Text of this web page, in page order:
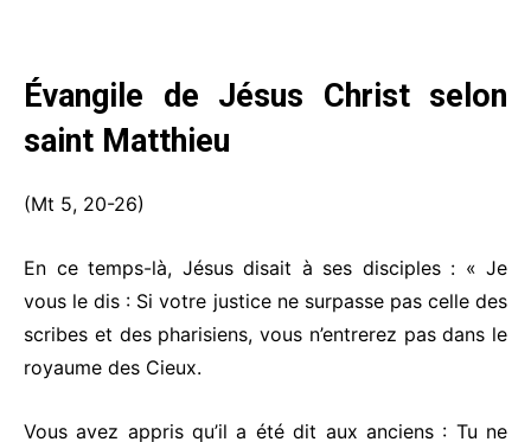
Évangile de Jésus Christ selon
saint Matthieu
(Mt 5, 20-26)
En ce temps-là, Jésus disait à ses disciples : « Je
vous le dis : Si votre justice ne surpasse pas celle des
scribes et des pharisiens, vous n’entrerez pas dans le
royaume des Cieux.
Vous avez appris qu’il a été dit aux anciens : Tu ne